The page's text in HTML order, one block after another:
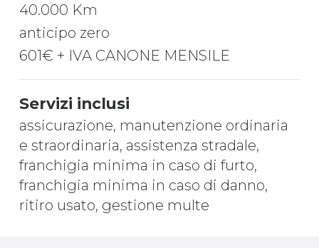
40.000 Km
anticipo zero
601€ + IVA CANONE MENSILE
Servizi inclusi
assicurazione, manutenzione ordinaria
e straordinaria, assistenza stradale,
franchigia minima in caso di furto,
franchigia minima in caso di danno,
ritiro usato, gestione multe